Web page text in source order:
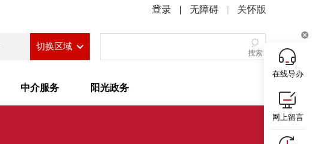
| 无障碍 | 关怀版
切换区域
搜索
中介服务 阳光政务
在线导办
网上留言